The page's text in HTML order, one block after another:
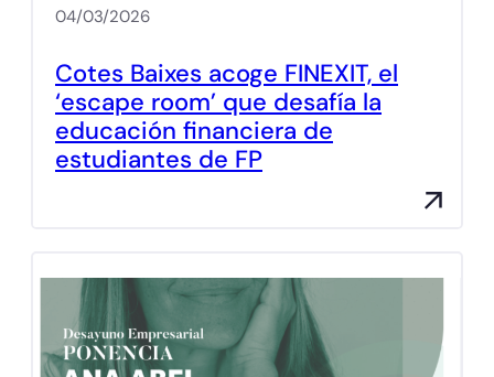
04/03/2026
Cotes Baixes acoge FINEXIT, el
‘escape room’ que desafía la
educación financiera de
estudiantes de FP